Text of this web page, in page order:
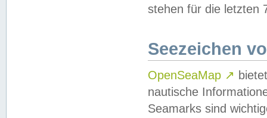
stehen für die letzten
Seezeichen
OpenSeaMap ↗
nautische
Seamarks sind